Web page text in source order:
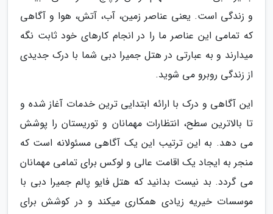
و زندگی است. یعنی عناصر زمین، آب، آتش، هوا و آگاهی
که تمامی این عناصر ما را در انجام کارهای خود ثابت نگه
میدارند و به عبارتی در هتل جمیرا دبی شما با درک جدیدی
از زندگی روبرو می شوید.
این آگاهی و درک با ارائه ابتدایی ترین خدمات آغاز شده و
تا بالاترین سطح، انتظارات مهمانان و توریستان را پوشش
می دهد. به این ترتیب این یک آگاهی مسئولانه است که
منجر به ایجاد یک اقامت عالی و لوکس برای تمامی مهمانان
می گردد. بد نیست بدانید که هتل فایو پالم جمیرا دبی با
موسسات خیریه زیادی همکاری میکند و در کوشش برای